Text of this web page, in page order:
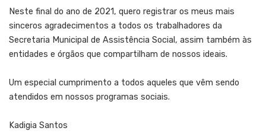
Neste final do ano de 2021, quero registrar os meus mais
sinceros agradecimentos a todos os trabalhadores da
Secretaria Municipal de Assistência Social, assim também às
entidades e órgãos que compartilham de nossos ideais.
Um especial cumprimento a todos aqueles que vêm sendo
atendidos em nossos programas sociais.
Kadigia Santos